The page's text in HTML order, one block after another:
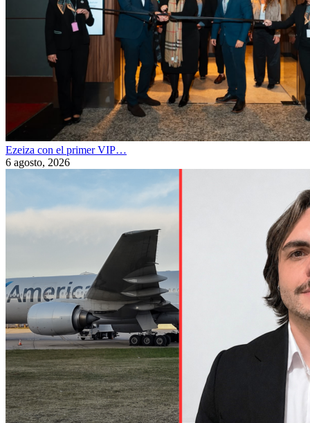
Ezeiza con el primer VIP…
6 agosto, 2026